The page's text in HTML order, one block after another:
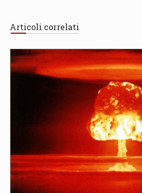
Articoli correlati